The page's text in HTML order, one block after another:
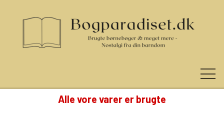
Alle vore varer er brugte